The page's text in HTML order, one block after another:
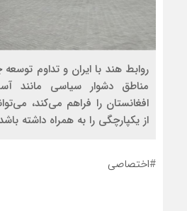
روابط هند با ایران و تداوم
مناطق دشوار سیاسی مانند
افغانستان را فراهم می‌کند،
از یکپارچگی را به همراه داشته
#اختصاصی